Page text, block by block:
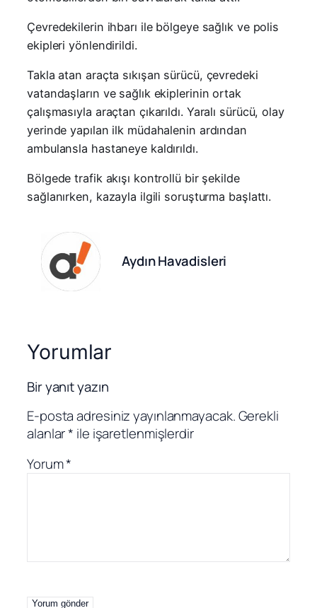
Çevredekilerin ihbarı ile bölgeye sağlık ve polis
ekipleri yönlendirildi.
Takla atan araçta sıkışan sürücü, çevredeki
vatandaşların ve sağlık ekiplerinin ortak
çalışmasıyla araçtan çıkarıldı. Yaralı sürücü, olay
yerinde yapılan ilk müdahalenin ardından
ambulansla hastaneye kaldırıldı.
Bölgede trafik akışı kontrollü bir şekilde
sağlanırken, kazayla ilgili soruşturma başlattı.
Aydın Havadisleri
Yorumlar
Bir yanıt yazın
E-posta adresiniz yayınlanmayacak.Gerekli
alanlar* ile işaretlenmişlerdir
Yorum*